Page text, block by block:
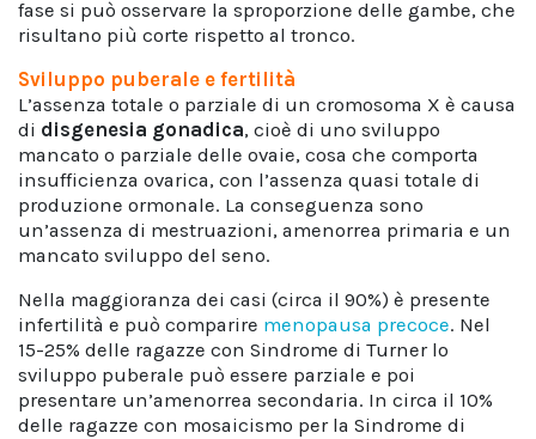
fase si può osservare la sproporzione delle gambe, che
risultano più corte rispetto al tronco.
Sviluppo puberale e fertilità
L’assenza totale o parziale di un cromosoma X è causa
di disgenesia gonadica, cioè di uno sviluppo
mancato o parziale delle ovaie, cosa che comporta
insufficienza ovarica, con l’assenza quasi totale di
produzione ormonale. La conseguenza sono
un’assenza di mestruazioni, amenorrea primaria e un
mancato sviluppo del seno.
Nella maggioranza dei casi (circa il 90%) è presente
infertilità e può comparire menopausa precoce. Nel
15-25% delle ragazze con Sindrome di Turner lo
sviluppo puberale può essere parziale e poi
presentare un’amenorrea secondaria. In circa il 10%
delle ragazze con mosaicismo per la Sindrome di